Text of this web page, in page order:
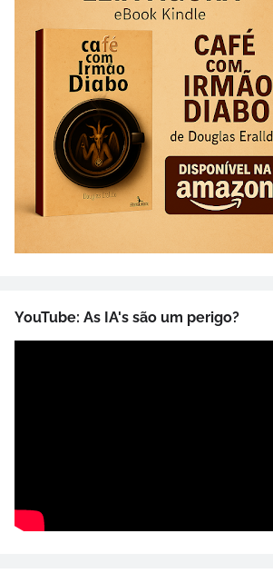
YouTube: As IA's são um perigo?